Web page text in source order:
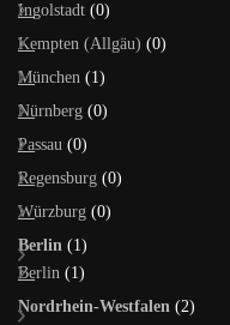
Ingolstadt (0)
Kempten (Allgäu) (0)
München (1)
Nürnberg (0)
Passau (0)
Regensburg (0)
Würzburg (0)
Berlin (1)
Berlin (1)
Nordrhein-Westfalen (2)